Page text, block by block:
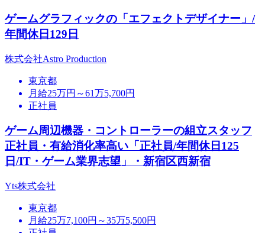
ゲームグラフィックの「エフェクトデザイナー」/
年間休日129日
株式会社Astro Production
東京都
月給25万円～61万5,700円
正社員
ゲーム周辺機器・コントローラーの組立スタッフ
正社員・有給消化率高い「正社員/年間休日125
日/IT・ゲーム業界志望」・新宿区西新宿
Yts株式会社
東京都
月給25万7,100円～35万5,500円